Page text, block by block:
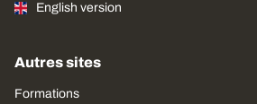
English version
Autres sites
Formations